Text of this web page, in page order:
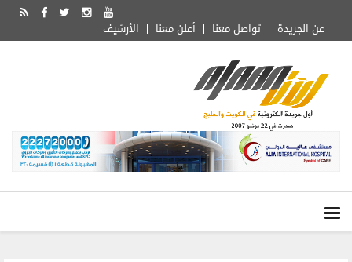
الأرشيف أعلن معنا تواصل معنا عن الجريدة